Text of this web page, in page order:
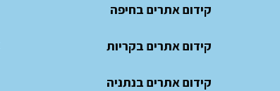
קידום אתרים בחיפה
קידום אתרים בקריות
קידום אתרים בנתניה